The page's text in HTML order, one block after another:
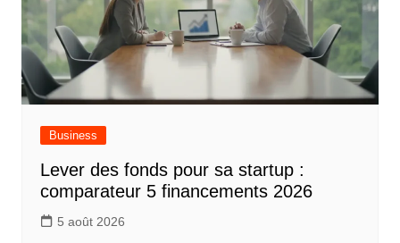
Business
Lever des fonds pour sa startup :
comparateur 5 financements 2026
5 août 2026